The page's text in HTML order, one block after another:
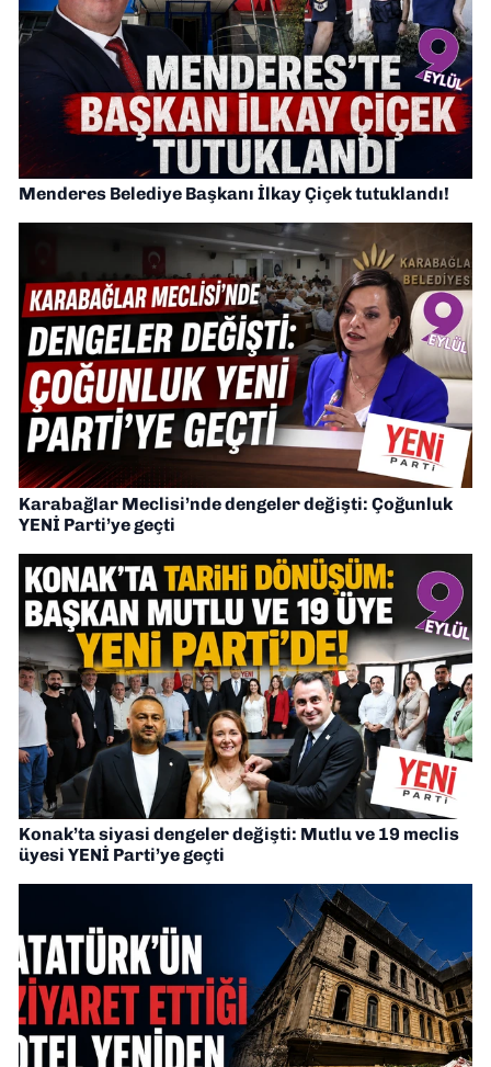
Menderes Belediye Başkanı İlkay Çiçek tutuklandı!
Karabağlar Meclisi’nde dengeler değişti: Çoğunluk
YENİ Parti’ye geçti
Konak’ta siyasi dengeler değişti: Mutlu ve 19 meclis
üyesi YENİ Parti’ye geçti